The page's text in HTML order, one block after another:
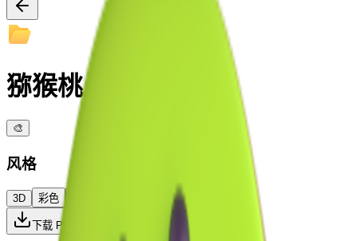
猕猴桃
🎨
风格
3D 彩色
下载 PNG